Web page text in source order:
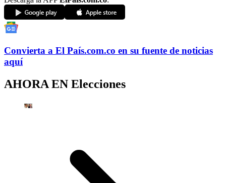
Convierta a El País.com.co en su fuente de noticias
aquí
AHORA EN Elecciones